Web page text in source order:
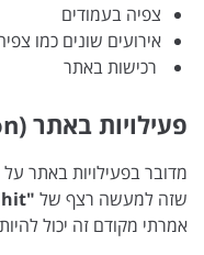
צפיה בעמודים
אירועים שונים כמו
רכישות באתר
פעילויות באתר (session)
מדובר בפעילויות באתר
שזה למעשה רצף של "hit"
אמרתי מקודם זה יכול